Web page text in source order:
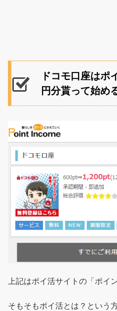
ドコモ口座はポ
円分貰って始め
上記はポイ活サイトの「ポイ
そもそもポイ活とは？という